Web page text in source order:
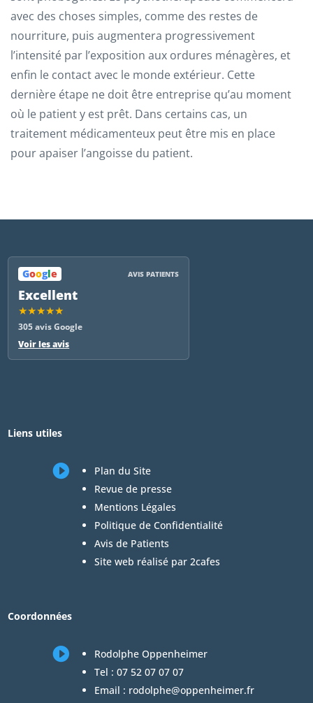
avec des choses simples, comme des restes de
nourriture, puis augmentera progressivement
l’intensité par l’exposition aux ordures ménagères, et
enfin le contact avec le monde extérieur. Cette
dernière étape ne doit être entreprise qu’au moment
où le patient y est prêt. Dans certains cas, un
traitement médicamenteux peut être mis en place
pour apaiser l’angoisse du patient.
Google AVIS PATIENTS
Excellent
★★★★★
305 avis Google
Voir les avis
Liens utiles

Plan du Site
Revue de presse
Mentions Légales
Politique de Confidentialité
Avis de Patients
Site web réalisé par 2cafes
Coordonnées

Rodolphe Oppenheimer
Tel : 07 52 07 07 07
Email : rodolphe@oppenheimer.fr